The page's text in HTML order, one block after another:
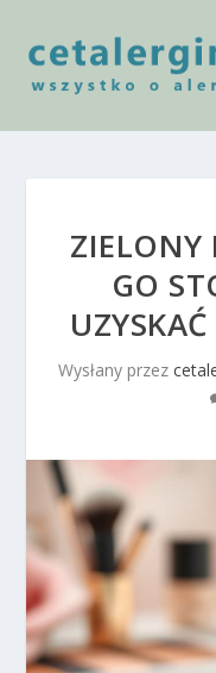
ZIELONY
GO
Wysłany przez